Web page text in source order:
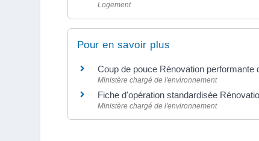
Logement
Pour en savoir plus
Coup de pouce Rénovation performante
Ministère chargé de l'environnement
Fiche d'opération standardisée
Ministère chargé de l'environnement